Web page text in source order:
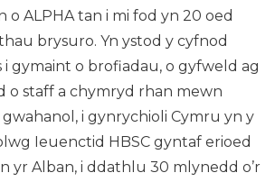
o ALPHA tan i mi fod yn 20 oed
brysuro. Yn ystod y cyfnod
i gymaint o brofiadau, o gyfweld ag
o staff a chymryd rhan mewn
gwahanol, i gynrychioli Cymru yn y
Ieuenctid HBSC gyntaf erioed
yr Alban, i ddathlu 30 mlynedd o’r